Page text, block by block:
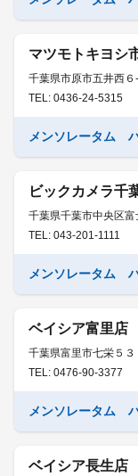
マツモトキヨシ
千葉県市原市五井西６
TEL: 0436-24-5315
メンソレータム
ビックカメラ千
千葉県千葉市中央区富
TEL: 043-201-1111
メンソレータム
ベイシア富里店
千葉県富里市七栄５３
TEL: 0476-90-3377
メンソレータム
ベイシア長生店